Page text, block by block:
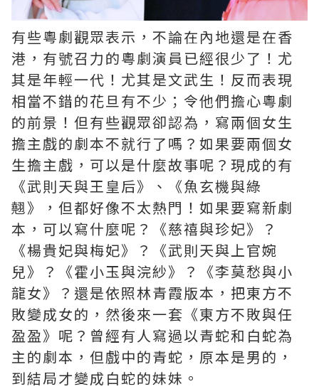
有些粵劇觀眾表示，不論在內地還是在香
港，有號召力的粵劇演員已經很少了！尤
其是年輕一代！尤其是文武生！反而表現
相當不錯的花旦有不少；令他們擔心粵劇
的前景！但有些觀眾卻認為，寫兩個女生
擔主戲的劇本不就行了嗎？如果要兩個女
生擔主戲，可以是什麼故事呢？現成的有
《武則天與王皇后》、《魚玄機與綠
翹》，但都好像不太熱門！如果要寫新劇
本，可以寫什麼呢？《慈禧與珍妃》？
《楊貴妃與梅妃》？《武則天與上官婉
兒》？《霍小玉與浣紗》？《李莫愁與小
龍女》？還是依照林青霞版本，把東方不
敗變成女的，然後來一套《東方不敗與任
盈盈》呢？曾經有人寫過以青蛇和白蛇為
主的劇本，但戲中的青蛇，原本是男的，
到結局才變成白蛇的妹妹。